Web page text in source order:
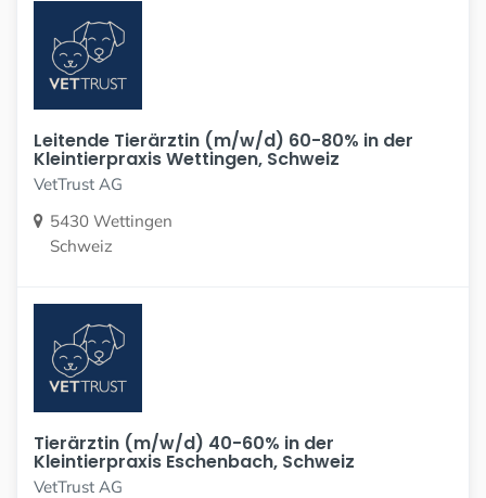
Leitende Tierärztin (m/w/d) 60-80% in der
Kleintierpraxis Wettingen, Schweiz
VetTrust AG
5430 Wettingen
Schweiz
Tierärztin (m/w/d) 40-60% in der
Kleintierpraxis Eschenbach, Schweiz
VetTrust AG